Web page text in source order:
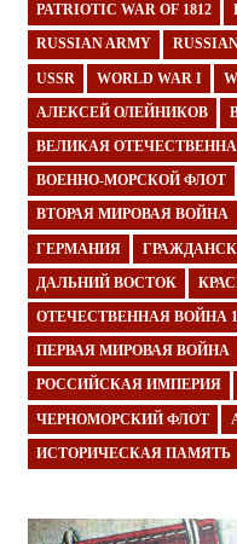
PATRIOTIC WAR OF 1812
RUSSIAN ARMY
USSR WORLD WAR I
АЛЕКСЕЙ ОЛЕЙНИКОВ
ВЕЛИКАЯ
ВОЕННО-МОРСКОЙ ФЛОТ
ВТОРАЯ МИРОВАЯ ВОЙНА
ГЕРМАНИЯ
ДАЛЬНИЙ ВОСТОК
ОТЕЧЕСТВЕННАЯ ВОЙНА
ПЕРВАЯ МИРОВАЯ ВОЙНА
РОССИЙСКАЯ ИМПЕРИЯ
ЧЕРНОМОРСКИЙ ФЛОТ
ИСТОРИЧЕСКАЯ ПАМЯТЬ